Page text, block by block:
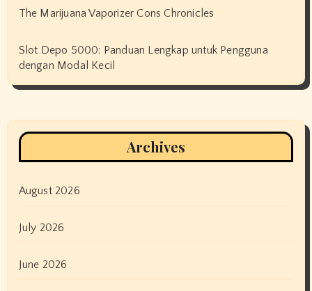
The Marijuana Vaporizer Cons Chronicles
Slot Depo 5000: Panduan Lengkap untuk Pengguna
dengan Modal Kecil
Archives
August 2026
July 2026
June 2026